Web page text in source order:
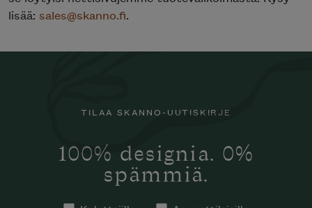
lisää: sales@skanno.fi.
TILAA SKANNO-UUTISKIRJE
100% designia. 0%
spämmiä.